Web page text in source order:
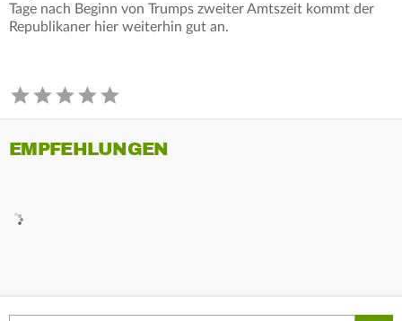
Tage nach Beginn von Trumps zweiter Amtszeit kommt der
Republikaner hier weiterhin gut an.
EMPFEHLUNGEN